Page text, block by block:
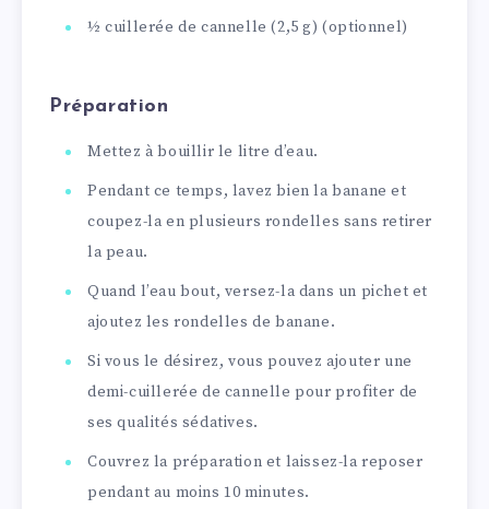
½ cuillerée de cannelle (2,5 g) (optionnel)
Préparation
Mettez à bouillir le litre d’eau.
Pendant ce temps, lavez bien la banane et
coupez-la en plusieurs rondelles sans retirer
la peau.
Quand l’eau bout, versez-la dans un pichet et
ajoutez les rondelles de banane.
Si vous le désirez, vous pouvez ajouter une
demi-cuillerée de cannelle pour profiter de
ses qualités sédatives.
Couvrez la préparation et laissez-la reposer
pendant au moins 10 minutes.